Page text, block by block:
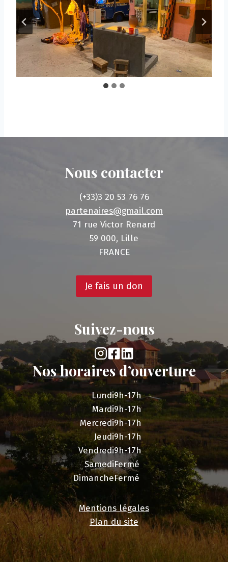
Nous contacter
(+33)3 20 53 76 76
partenaires@gmail.com
71 rue Victor Renard
59 000, Lille
FRANCE
Je fais un don
Suivez-nous
Nos horaires d’ouverture
Lundi
Mardi
Mercredi
Jeudi
Vendredi
Samedi
Dimanche
9h-17h
9h-17h
9h-17h
9h-17h
9h-17h
Fermé
Fermé
Mentions légales
Plan du site